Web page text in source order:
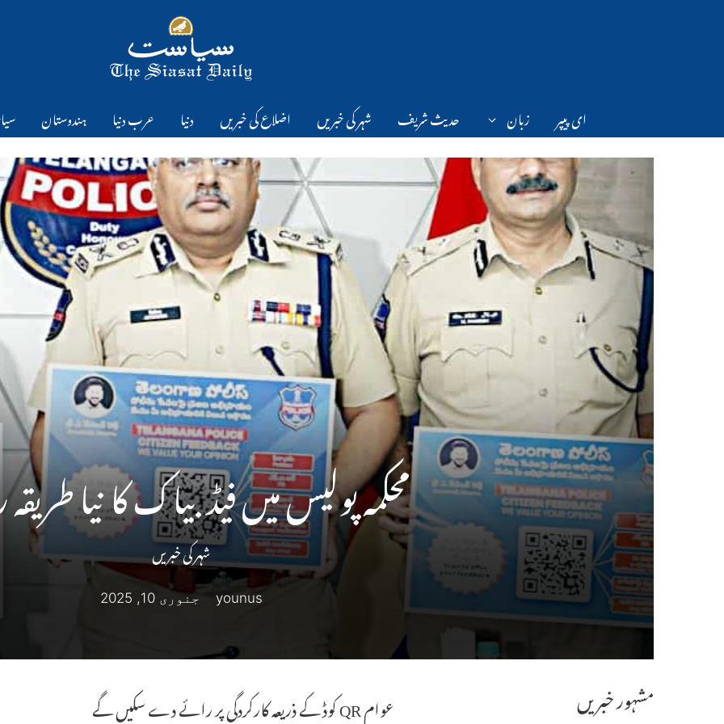
ای پیپر زبان حدیث شریف شہر کی خبریں اضلاع کی خبریں دنیا عرب دنیا ہندوستان
محکمہ پولیس میں فیڈ بیاک کا نیا
شہر کی خبریں
younus جنوری 10, 2025
عوام QR کوڈ کے ذریعہ کارکردگی پر رائے دے سکیں گے مشہور خبریں